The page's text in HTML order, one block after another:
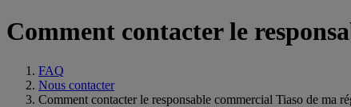
Comment contacter le
FAQ
Nous contacter
Comment contacter le responsable commercial Tiaso de ma